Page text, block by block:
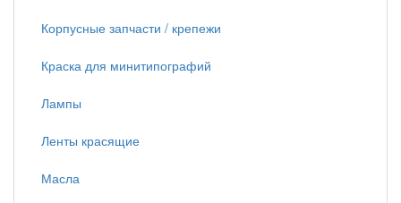
Корпусные запчасти / крепежи
Краска для минитипографий
Лампы
Ленты красящие
Масла